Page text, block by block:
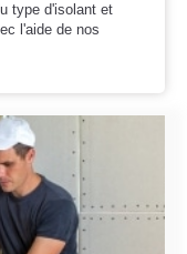
type d'isolant et
l'aide de nos